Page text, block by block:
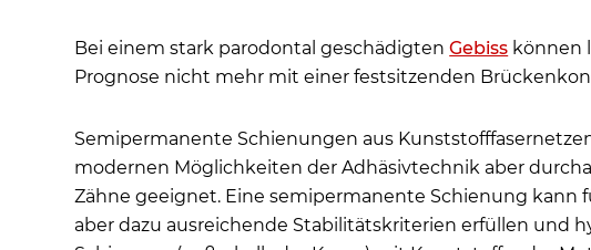
Bei einem stark parodontal geschädigtenGebiss können
Prognose nicht mehr mit einer festsitzenden
Semipermanente Schienungen aus
modernen Möglichkeiten der Adhäsivtechnik aber
Zähne geeignet. Eine semipermanente Schienung kann
aber dazu ausreichende Stabilitätskriterien erfüllen und